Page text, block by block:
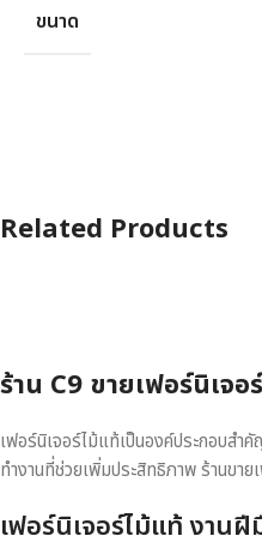
ขนาด
Related Products
ร้าน C9 ขายเฟอร์นิเจ
เฟอร์นิเจอร์ไม้แท้เป็นองค์ประกอบสำ
ทำงานที่ช่วยเพิ่มประสิทธิภาพ ร้านขา
เฟอร์นิเจอร์ไม้แท้ งาน